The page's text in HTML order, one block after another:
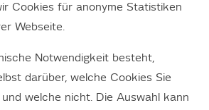
auf ein erfolgreiches
Gewinn nach Steuern ein gutes
stiegen die Investitionen mit
ein erneutes Allzeithoch. Für
Cookies für anonyme Statistiken
Webseite.
Notwendigkeit besteht,
darüber, welche Cookies Sie
welche nicht. Die Auswahl kann